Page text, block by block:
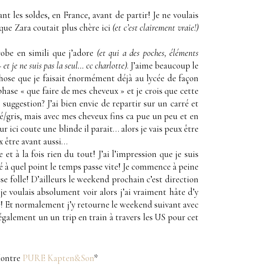
les soldes, en France, avant de partir! Je ne voulais
Zara coutait plus chère ici (et c’est clairement vraie!)
en simili que j’adore (et qui a des poches, éléments
et je ne suis pas la seul… cc charlotte). J’aime beaucoup le
que je faisait énormément déjà au lycée de façon
« que faire de mes cheveux » et je crois que cette
J’ai bien envie de repartir sur un carré et
mais avec mes cheveux fins ca pue un peu et en
ici coute une blinde il parait… alors je vais peux être
être avant aussi…
à la fois rien du tout! J’ai l’impression que je suis
quel point le temps passe vite! Je commence à peine
folle! D’ailleurs le weekend prochain c’est direction
voulais absolument voir alors j’ai vraiment hâte d’y
normalement j’y retourne le weekend suivant avec
un un trip en train à travers les US pour cet
PURE Kapten&Son*